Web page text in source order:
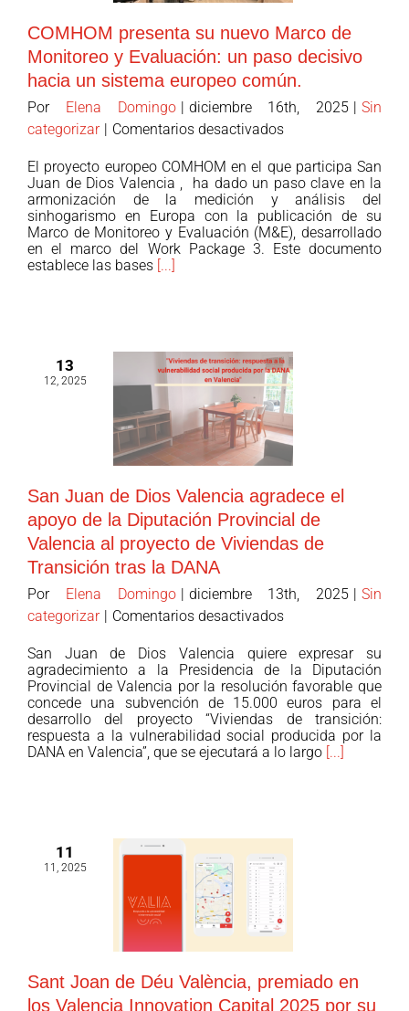
“la
Caixa”,
financiado
por
y
el
Fondo
Social
Europeo
de
empleo.
COMHOM presenta su nuevo Marco de
Monitoreo y Evaluación: un paso decisivo
hacia un sistema europeo común.
Por Elena Domingo diciembre 16th, 2025
Sin
categorizar
Comentarios desactivadosen
presenta
su
nuevo
Marco
un
paso
decisivo
hacia
un
sistema
común.
El proyecto europeo COMHOM en el que participa San
Juan de Dios Valencia , ha dado un paso clave en la
armonización de la medición y análisis del
sinhogarismo en Europa con la publicación de su
Marco de Monitoreo y Evaluación (M&E), desarrollado
en el marco del Work Package 3. Este documento
establece las bases [...]
13
12, 2025
San Juan de Dios Valencia agradece el
apoyo de la Diputación Provincial de
Valencia al proyecto de Viviendas de
Transición tras la DANA
Por Elena Domingo | diciembre 13th, 2025 | Sin
categorizar | Comentarios desactivadosen
Juan
de
Dios
Valencia
agradece
Diputación
Provincial
de
Valencia
de
San Juan de Dios Valencia quiere expresar su
agradecimiento a la Presidencia de la Diputación
Provincial de Valencia por la resolución favorable que
concede una subvención de 15.000 euros para el
desarrollo del proyecto “Viviendas de transición:
respuesta a la vulnerabilidad social producida por la
DANA en Valencia”, que se ejecutará a lo largo [...]
11
11, 2025
Sant Joan de Déu València, premiado en
los Valencia Innovation Capital 2025 por su